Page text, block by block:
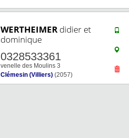
WERTHEIMER didier et
dominique
0328533361
venelle des Moulins 3
Clémesin (Villiers) (2057)